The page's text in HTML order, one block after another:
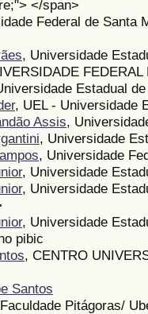
</span>
Federal de Santa
, Universidade
FEDERAL
Estadual
, UEL - Universidade
Assis,
, Universidade
, Universidade
, Universidade
, Universidade
, Universidade
pibic
, CENTRO
Santos
Pitágoras/